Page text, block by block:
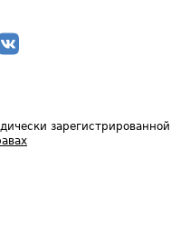
зарегистрированной